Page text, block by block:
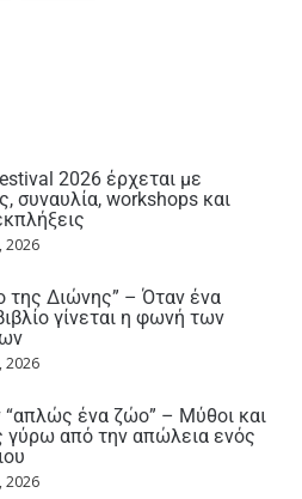
2026 έρχεται με
συναυλία, workshops και
2026
της Διώνης” – Όταν ένα
γίνεται η φωνή των
2026
“απλώς ένα ζώο” – Μύθοι και
γύρω από την απώλεια ενός
2026